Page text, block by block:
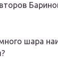
шара